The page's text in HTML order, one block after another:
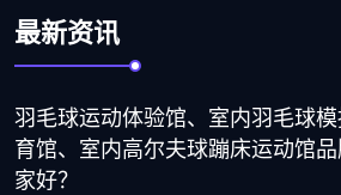
最新资讯
羽毛球运动体验馆、室内羽毛球
育馆、室内高尔夫球蹦床运动馆
家好？